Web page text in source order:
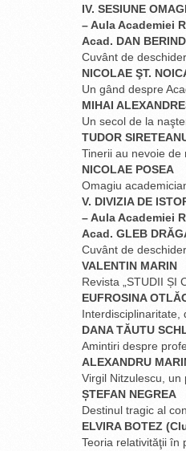
IV. SESIUNE
– Aula Academiei
Acad. DAN
Cuvânt de
NICOLAE ŞT.
Un gând despre
MIHAI
Un secol de la
TUDOR
Tinerii au nevoie de
NICOLAE POSEA
Omagiu
V. DIVIZIA DE
– Aula Academiei
Acad. GLEB
Cuvânt de
VALENTIN MARIN
Revista „STUDII ȘI
EUFROSINA
Interdisciplinaritate,
DANA TĂUTU
Amintiri despre
ALEXANDRU
Virgil Nitzulescu,
ȘTEFAN NEGREA
Destinul tragic al
ELVIRA BOTEZ
Teoria relativităţii în